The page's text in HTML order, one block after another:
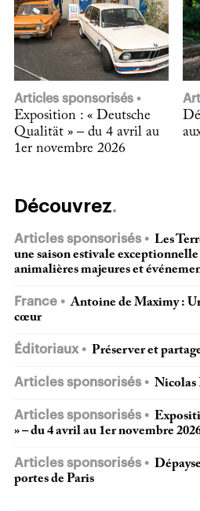
Articles sponsorisés
Exposition : « Deutsche
Qualität » – du 4 avril au
1er novembre 2026
Découvrez
Articles sponsorisés
Les
une saison estivale
animalières majeures et
France
Antoine de Maximy :
cœur
Éditoriaux Préserver et
Articles sponsorisés Nicolas
Articles sponsorisés
» – du 4 avril au 1er novembre
Articles sponsorisés
portes de Paris